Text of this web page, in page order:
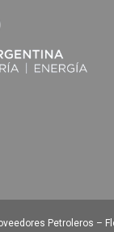
Petroleros –